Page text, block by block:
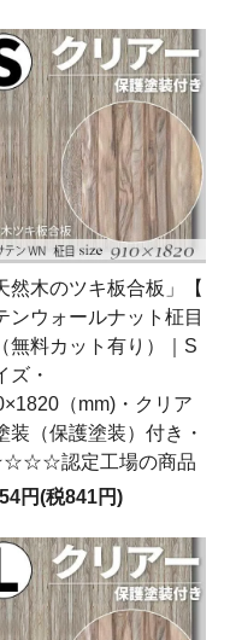
然木のツキ板合板」【
ンウォールナット柾目
無料カット有り）｜S
ズ・
（mm)・クリア
装（保護塗装）付き・
認定工場の商品
円(税841円)